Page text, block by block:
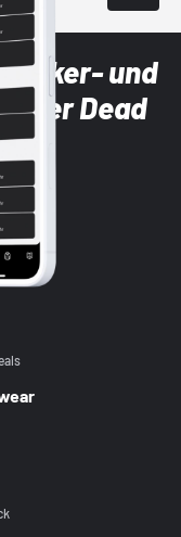
und
der Dead